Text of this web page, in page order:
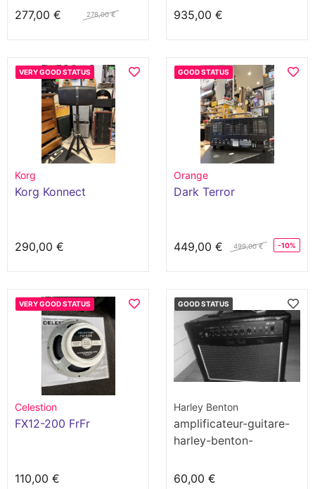
277,00 € 278,00 € 935,00 €
VERY GOOD STATUS
Korg
Korg Konnect
290,00 €
GOOD STATUS
Orange
Dark Terror
449,00 € 499,00 € -10%
VERY GOOD STATUS
Celestion
FX12-200 FrFr
110,00 €
GOOD STATUS
Harley Benton
amplificateur-guitare-
harley-benton-
60,00 €